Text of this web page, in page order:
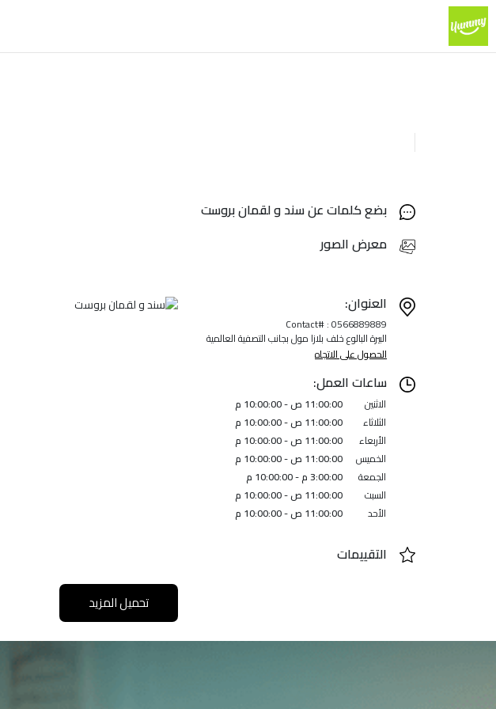
بضع كلمات عن سند و لقمان بروست
معرض الصور
العنوان:
Contact# : 0566889889
البيرة البالوع خلف بلازا مول بجانب التصفية العالمية
الحصول على الاتجاه
ساعات العمل:
الاثنين
11:00:00 ص - 10:00:00 م
الثلاثاء
11:00:00 ص - 10:00:00 م
الأربعاء
11:00:00 ص - 10:00:00 م
الخميس
11:00:00 ص - 10:00:00 م
الجمعة
3:00:00 م - 10:00:00 م
السبت
11:00:00 ص - 10:00:00 م
الأحد
11:00:00 ص - 10:00:00 م
التقييمات
تحميل المزيد